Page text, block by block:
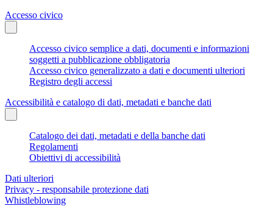
Accesso civico
Accesso civico semplice a dati, documenti e informazioni
soggetti a pubblicazione obbligatoria
Accesso civico generalizzato a dati e documenti ulteriori
Registro degli accessi
Accessibilità e catalogo di dati, metadati e banche dati
Catalogo dei dati, metadati e della banche dati
Regolamenti
Obiettivi di accessibilità
Dati ulteriori
Privacy - responsabile protezione dati
Whistleblowing